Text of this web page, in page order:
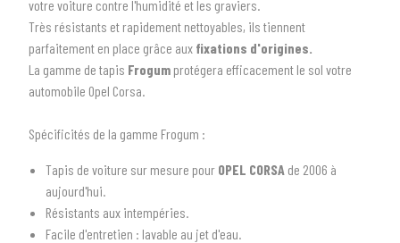
SÉLECTIONNEZ LE TYPE DE VOTRE VÉHICULE
Tous les types
votre voiture contre l'humidité et les graviers.
Très résistants et rapidement nettoyables, ils tiennent
parfaitement en place grâce aux fixations d'origines.
La gamme de tapis Frogum protégera efficacement le sol votre
automobile Opel Corsa.
Spécificités de la gamme Frogum :
Tapis de voiture sur mesure pour OPEL CORSA de 2006 à
aujourd'hui.
Résistants aux intempéries.
Facile d'entretien : lavable au jet d'eau.